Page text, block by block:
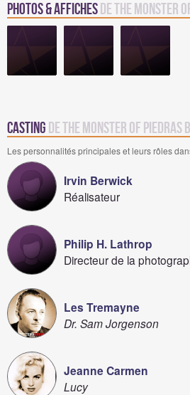
Photos & Affichesde The Monster
Casting de The Monster of Piedras
Les personnalités principales et leurs rôles
Irvin Berwick
Réalisateur
Philip H. Lathrop
Directeur de la
Les Tremayne
Dr. Sam Jorgenson
Jeanne Carmen
Lucy